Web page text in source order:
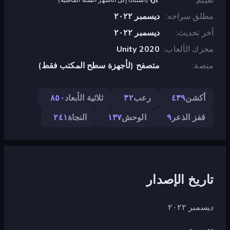
مطلق سراحه
ديسمبر ٢٠٢٢
آخر تحديث
ديسمبر ٢٠٢٢
محرك الألعاب Unity 2020
منصة
متصفح (لأجهزة سطح المكتب فقط)
أكشن٤٣٩ رعب٣٢ ثلاثية الأبعاد٨٥٠
قفز الذعر٩ الوحش١٣٧ النجاة٢٤١
تاريخ الإصدار
ديسمبر ٢٠٢٢